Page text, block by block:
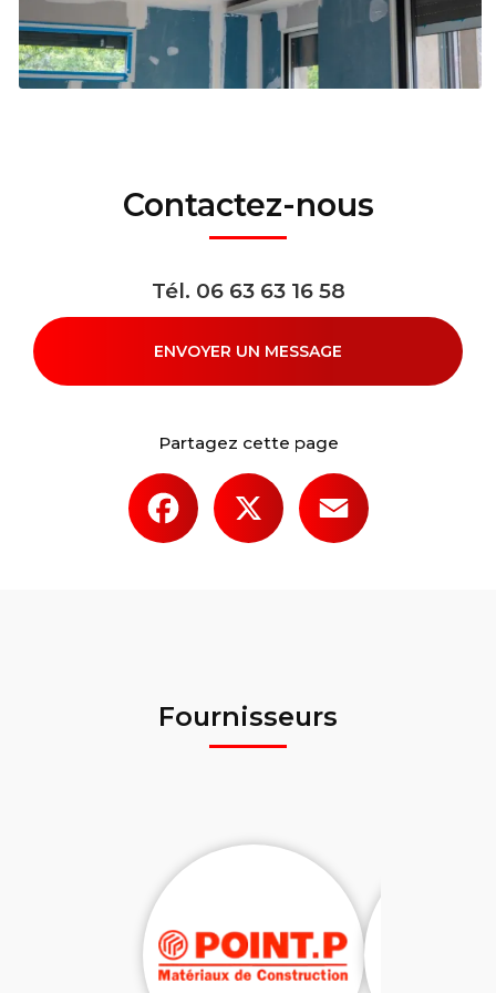
Contactez-nous
Tél. 06 63 63 16 58
ENVOYER UN MESSAGE
Partagez cette page
Facebook
Fournisseurs